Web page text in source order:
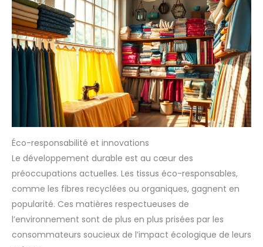
Éco-responsabilité et innovations
Le développement durable est au cœur des
préoccupations actuelles. Les tissus éco-responsables,
comme les fibres recyclées ou organiques, gagnent en
popularité. Ces matières respectueuses de
l’environnement sont de plus en plus prisées par les
consommateurs soucieux de l’impact écologique de leurs